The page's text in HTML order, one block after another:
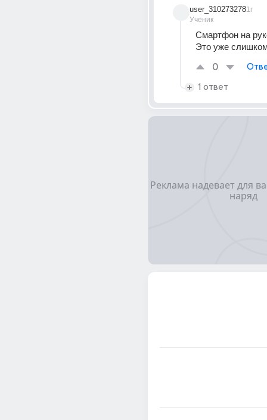
user_310273278
Ученик
1г
Смартфон на
Это уже
0
1 ответ